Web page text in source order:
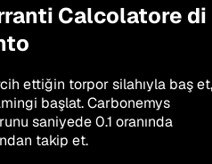
Calcolatore di
ettiğin torpor silahıyla baş et,
başlat. Carbonemys
saniyede 0.1 oranında
takip et.